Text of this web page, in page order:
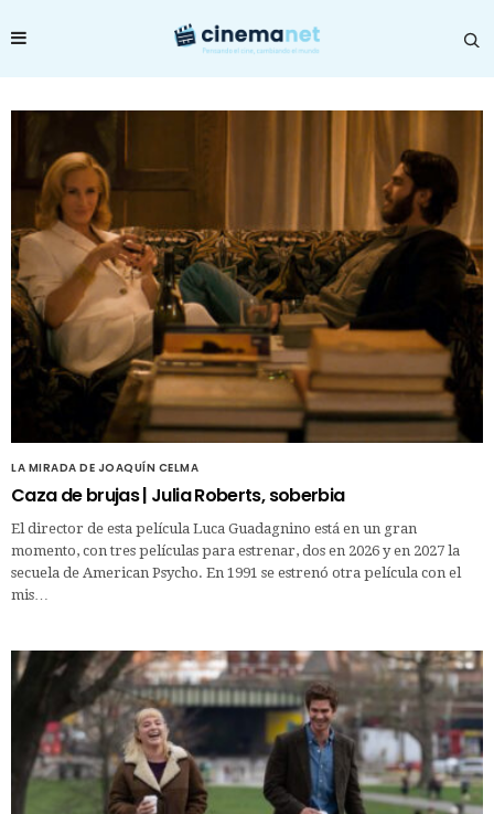
LA MIRADA DE JOAQUÍN CELMA
Caza de brujas | Julia Roberts, soberbia
El director de esta película Luca Guadagnino está en un gran
momento, con tres películas para estrenar, dos en 2026 y en 2027 la
secuela de American Psycho. En 1991 se estrenó otra película con el
mis…